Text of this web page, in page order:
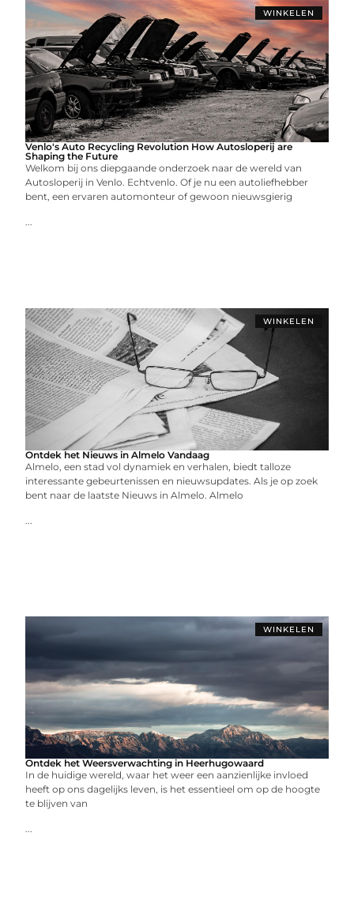
WINKELEN
Venlo's Auto Recycling Revolution How Autosloperij are
Shaping the Future
Welkom bij ons diepgaande onderzoek naar de wereld van
Autosloperij in Venlo. Echtvenlo. Of je nu een autoliefhebber
bent, een ervaren automonteur of gewoon nieuwsgierig
...
WINKELEN
Ontdek het Nieuws in Almelo Vandaag
Almelo, een stad vol dynamiek en verhalen, biedt talloze
interessante gebeurtenissen en nieuwsupdates. Als je op zoek
bent naar de laatste Nieuws in Almelo. Almelo
...
WINKELEN
Ontdek het Weersverwachting in Heerhugowaard
In de huidige wereld, waar het weer een aanzienlijke invloed
heeft op ons dagelijks leven, is het essentieel om op de hoogte
te blijven van
...